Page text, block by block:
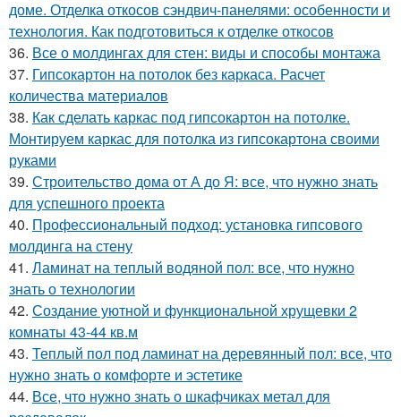
доме. Отделка откосов сэндвич-панелями: особенности и
технология. Как подготовиться к отделке откосов
36. Все о молдингах для стен: виды и способы монтажа
37. Гипсокартон на потолок без каркаса. Расчет
количества материалов
38. Как сделать каркас под гипсокартон на потолке.
Монтируем каркас для потолка из гипсокартона своими
руками
39. Строительство дома от А до Я: все, что нужно знать
для успешного проекта
40. Профессиональный подход: установка гипсового
молдинга на стену
41. Ламинат на теплый водяной пол: все, что нужно
знать о технологии
42. Создание уютной и функциональной хрущевки 2
комнаты 43-44 кв.м
43. Теплый пол под ламинат на деревянный пол: все, что
нужно знать о комфорте и эстетике
44. Все, что нужно знать о шкафчиках метал для